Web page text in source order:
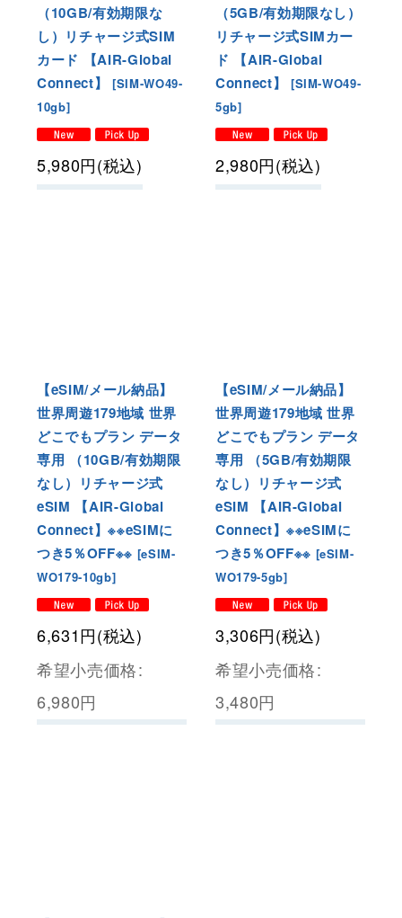
（10GB/有効期限な
し）リチャージ式SIM
カード 【AIR-Global
Connect】
[SIM-WO49-
10gb]
5,980円(税込)
（5GB/有効期限なし）
リチャージ式SIMカー
ド 【AIR-Global
Connect】
[SIM-WO49-
5gb]
2,980円(税込)
【eSIM/メール納品】
世界周遊179地域 世界
どこでもプラン データ
専用 （10GB/有効期限
なし）リチャージ式
eSIM 【AIR-Global
Connect】※※eSIMに
つき5％OFF※※ [eSIM-
WO179-10gb]
6,631円(税込)
希望小売価格:
6,980円
【eSIM/メール納品】
世界周遊179地域 世界
どこでもプラン データ
専用 （5GB/有効期限
なし）リチャージ式
eSIM 【AIR-Global
Connect】※※eSIMに
つき5％OFF※※ [eSIM-
WO179-5gb]
3,306円(税込)
希望小売価格:
3,480円